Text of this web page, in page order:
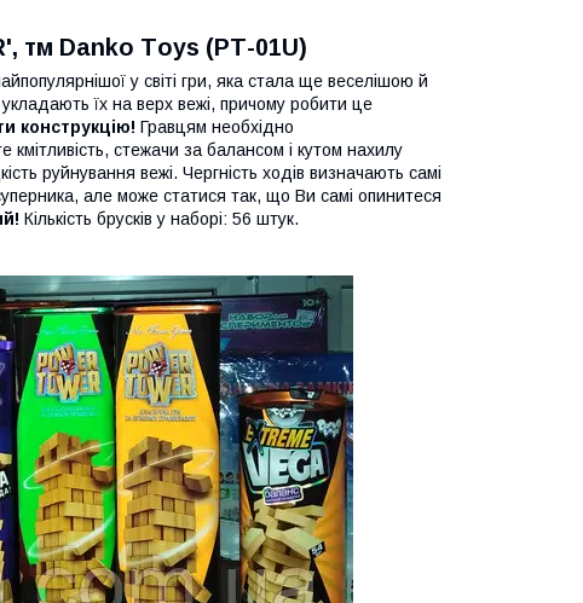
тм Danko Тoys (РТ-01U)
у світі гри, яка стала ще веселішою й
їх на верх вежі, причому робити це
конструкцію! Гравцям необхідно
стежачи за балансом і кутом нахилу
руйнування вежі. Чергність ходів визначають самі
але може статися так, що Ви самі опинитеся
Кількість брусків у наборі: 56 штук.